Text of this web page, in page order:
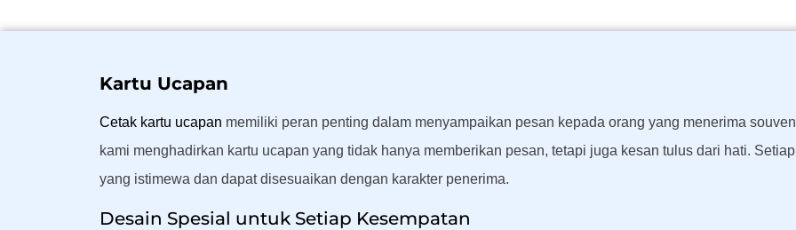
Kartu Ucapan
Cetak kartu ucapan memiliki peran penting dalam menyampaikan pesan kepada orang yang menerima
kami menghadirkan kartu ucapan yang tidak hanya memberikan pesan, tetapi juga kesan tulus dari hati.
yang istimewa dan dapat disesuaikan dengan karakter penerima.
Desain Spesial untuk Setiap Kesempatan